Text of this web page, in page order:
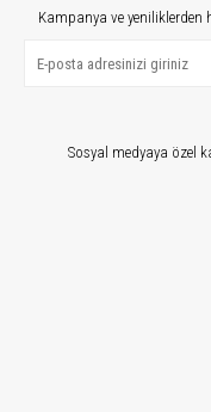
Kampanya ve
Sosyal medyaya özel